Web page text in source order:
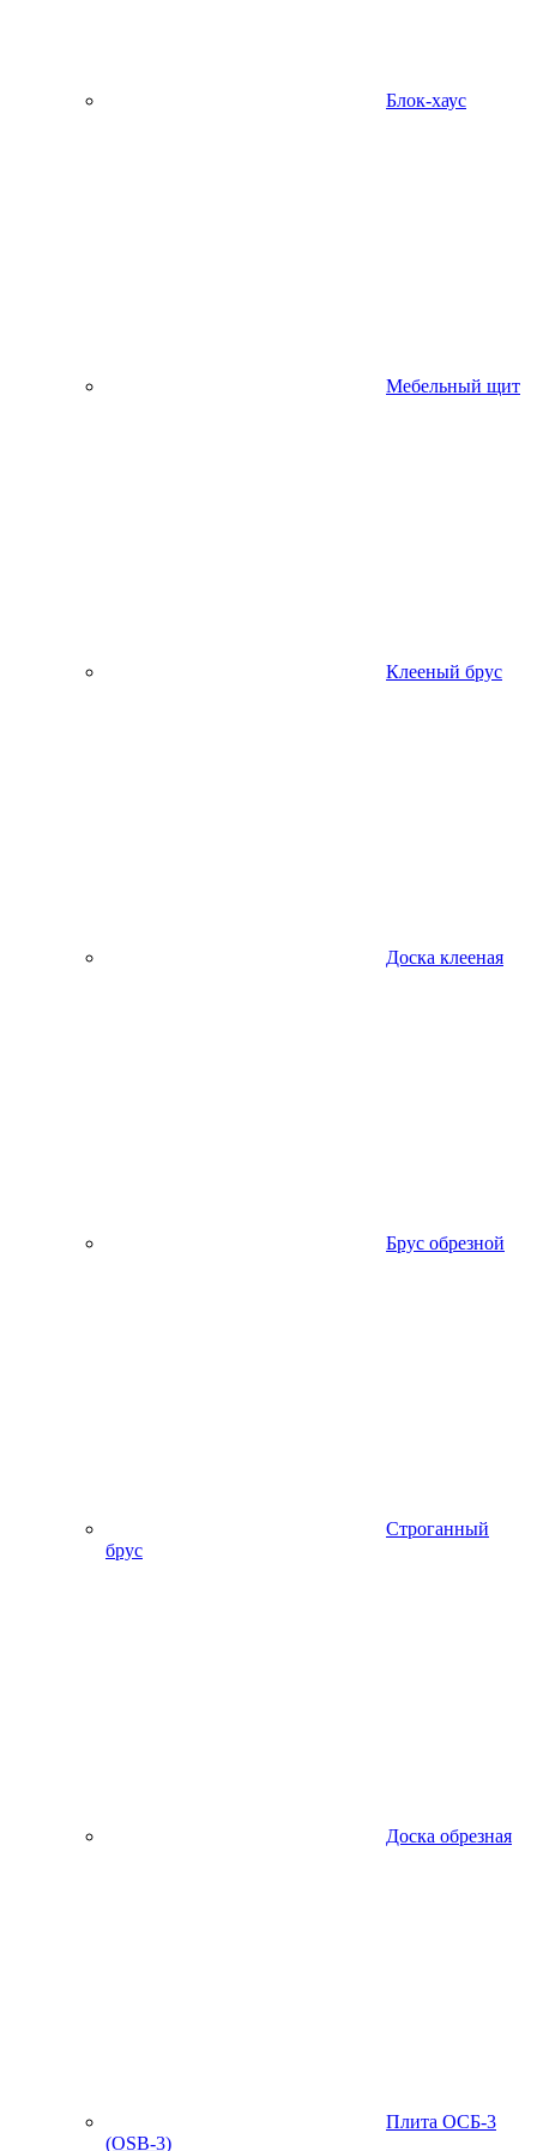
Блок-хаус
Мебельный щит
Клееный брус
Доска клееная
Брус обрезной
Строганный
брус
Доска обрезная
Плита ОСБ-3
(OSB-3)